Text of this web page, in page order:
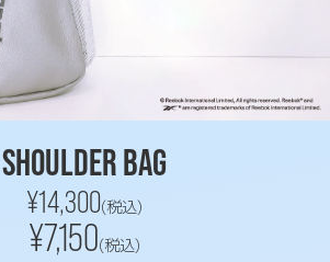
SHOULDER BAG
¥14,300(税込)
¥7,150(税込)